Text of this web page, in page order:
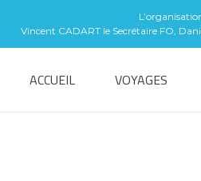
Vincent CADART le Secrétaire FO,
ACCUEIL VOYAGES